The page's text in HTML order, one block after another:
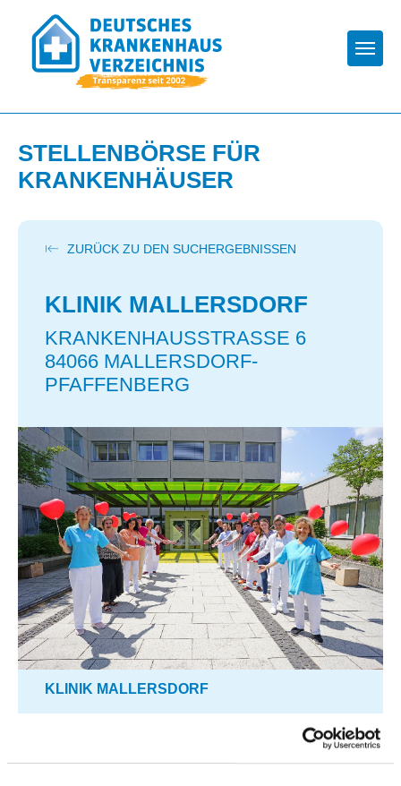
STELLENBÖRSE FÜR
KRANKENHÄUSER
ZURÜCK ZU DEN SUCHERGEBNISSEN
KLINIK MALLERSDORF
KRANKENHAUSSTRASSE 6
84066 MALLERSDORF-
PFAFFENBERG
KLINIK MALLERSDORF